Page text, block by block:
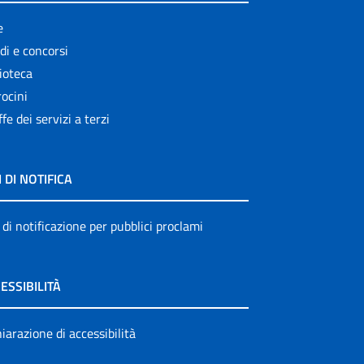
e concorsi
dei servizi a terzi
DI NOTIFICA
notificazione per pubblici proclami
di accessibilità